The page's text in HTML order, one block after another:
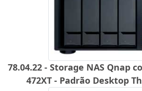
78.04.22 - Storage NAS Qnap
472XT - Padrão Desktop